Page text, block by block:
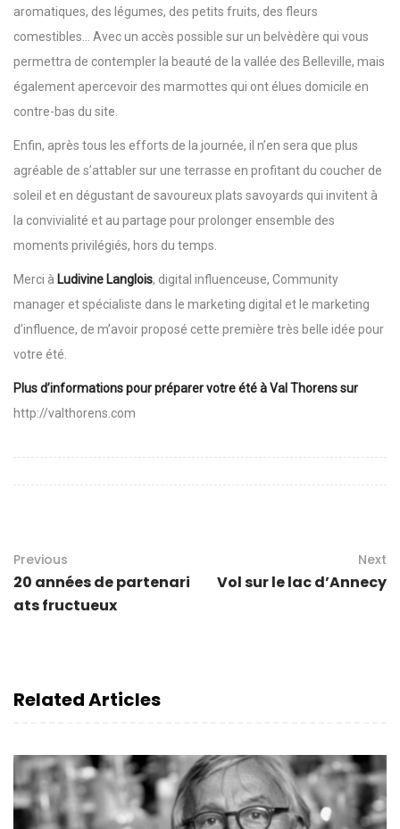
aromatiques, des légumes, des petits fruits, des fleurs
comestibles… Avec un accès possible sur un belvèdère qui vous
permettra de contempler la beauté de la vallée des Belleville, mais
également apercevoir des marmottes qui ont élues domicile en
contre-bas du site.
Enfin, après tous les efforts de la journée, il n’en sera que plus
agréable de s’attabler sur une terrasse en profitant du coucher de
soleil et en dégustant de savoureux plats savoyards qui invitent à
la convivialité et au partage pour prolonger ensemble des
moments privilégiés, hors du temps.
Merci à Ludivine Langlois, digital influenceuse, Community
manager et spécialiste dans le marketing digital et le marketing
d’influence, de m’avoir proposé cette première très belle idée pour
votre été.
Plus d’informations pour préparer votre été à Val Thorens sur
http://valthorens.com
Previous
20 années de partenari
ats fructueux
Next
Vol sur le lac d’Annecy
Related Articles